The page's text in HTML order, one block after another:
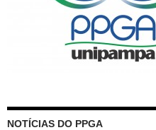
NOTÍCIAS DO PPGA